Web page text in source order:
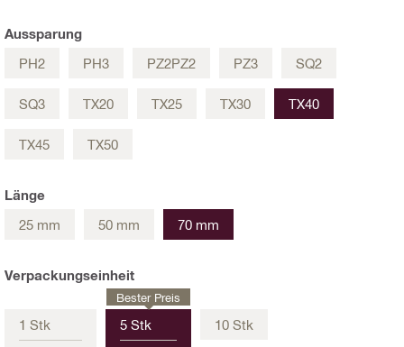
Aussparung
PH2
PH3 PZ2PZ2 PZ3 SQ2
SQ3 TX20 TX25 TX30 TX40
TX45 TX50
Länge
25 mm
50 mm 70 mm
Verpackungseinheit
1 Stk 5 Stk
Bester Preis
10 Stk